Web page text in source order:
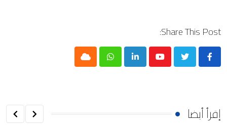
Share This Post:
Youtube
LinkedIn
Whatsapp
Cloud
إقرأ أيضا